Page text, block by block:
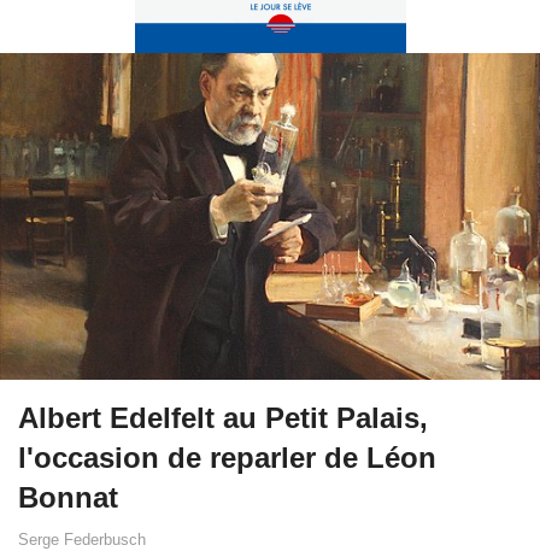
Albert Edelfelt au Petit Palais,
l'occasion de reparler de Léon
Bonnat
Serge Federbusch